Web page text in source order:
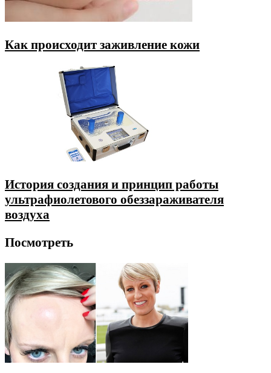
Как происходит заживление кожи
История создания и принцип работы
ультрафиолетового обеззараживателя
воздуха
Посмотреть